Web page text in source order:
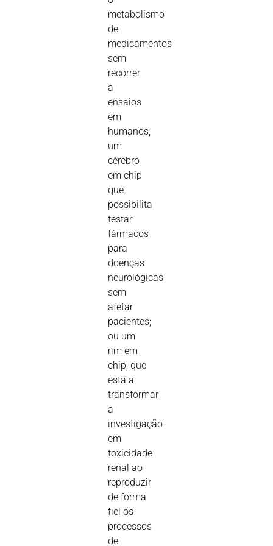
metabolismo
de
medicamentos
sem
recorrer
a
ensaios
em
humanos;
um
cérebro
em chip
que
possibilita
testar
fármacos
para
doenças
neurológicas
sem
afetar
pacientes;
ou um
rim em
chip, que
está a
transformar
a
investigação
em
toxicidade
renal ao
reproduzir
de forma
fiel os
processos
de